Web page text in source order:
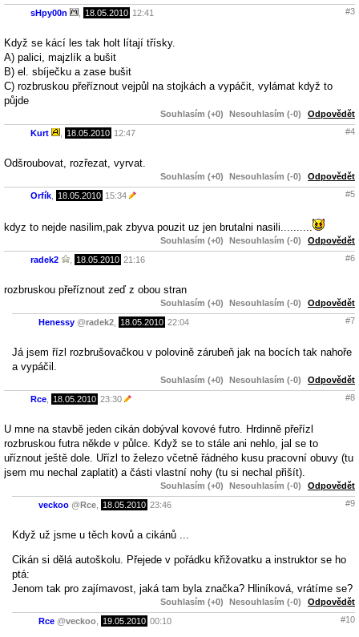
sHpy00n 18.05.2010 12:41 #3
Když se kácí les tak holt lítají třísky.
A) palici, majzlík a bušit
B) el. sbíječku a zase bušit
C) rozbruskou přeříznout vejpůl na stojkách a vypáčit, vylámat když to
půjde
Souhlasím (+0) Nesouhlasím (-0) Odpovědět
Kurt 18.05.2010 12:47 #4
Odšroubovat, rozřezat, vyrvat.
Souhlasím (+0) Nesouhlasím (-0) Odpovědět
Orfík 18.05.2010 15:34 #5
kdyz to nejde nasilim,pak zbyva pouzit uz jen brutalni nasili..........
Souhlasím (+0) Nesouhlasím (-0) Odpovědět
radek2 18.05.2010 21:16 #6
rozbruskou přeříznout zeď z obou stran
Souhlasím (+0) Nesouhlasím (-0) Odpovědět
Henessy @radek2 18.05.2010 22:04 #7
Já jsem řízl rozbrušovačkou v polovině zárubeň jak na bocích tak nahoře
a vypáčil.
Souhlasím (+0) Nesouhlasím (-0) Odpovědět
Rce 18.05.2010 23:30 #8
U mne na stavbě jeden cikán dobýval kovové futro. Hrdinně přeřízl
rozbruskou futra někde v půlce. Když se to stále ani nehlo, jal se to
uříznout ještě dole. Uřízl to železo včetně řádného kusu pracovní obuvy (tu
jsem mu nechal zaplatit) a části vlastní nohy (tu si nechal přišít).
Souhlasím (+0) Nesouhlasím (-0) Odpovědět
veckoo @Rce 18.05.2010 23:46 #9
Když už jsme u těch kovů a cikánů ...
Cikán si dělá autoškolu. Přejede v pořádku křižovatku a instruktor se ho
ptá:
Jenom tak pro zajímavost, jaká tam byla značka? Hliníková, vrátíme se?
Souhlasím (+0) Nesouhlasím (-0) Odpovědět
Rce @veckoo 19.05.2010 00:10 #10